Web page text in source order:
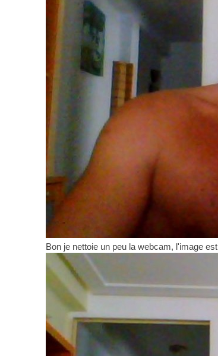
Bon je nettoie un peu la webcam, l'image